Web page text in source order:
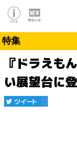
特集
『ドラえも
い展望台に